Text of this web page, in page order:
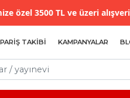
özel 3500 TL ve üzeri
TAKIBI KAMPANYALAR